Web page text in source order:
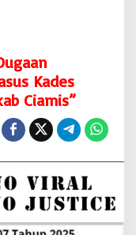
Kades
Ciamis”